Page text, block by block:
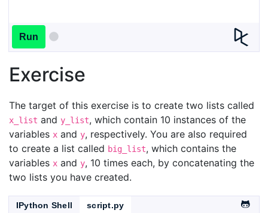
Run
Exercise
The target of this exercise is to create two lists called
x_list and y_list, which contain 10 instances of the
variables x and y, respectively. You are also required
to create a list called big_list, which contains the
variables x and y, 10 times each, by concatenating the
two lists you have created.
IPython Shell
script.py